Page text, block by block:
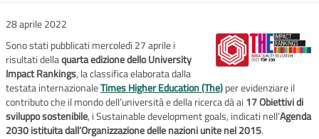
28 aprile 2022
Sono stati pubblicati mercoledì 27 aprile i
risultati dellaquarta edizione dello University
Impact Rankings, la classifica elaborata dalla
testata internazionaleTimes Higher Education (The)per evidenziare il
contributo che il mondo dell’università e della ricerca dà ai 17 Obiettivi di
sviluppo sostenibile, i Sustainable development goals, indicati nell’Agenda
2030 istituita dall’Organizzazione delle nazioni unite nel 2015.